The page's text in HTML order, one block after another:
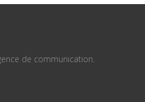
de communication.